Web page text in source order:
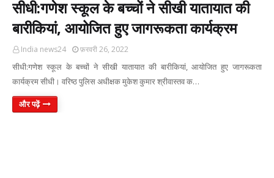
सीधी:गणेश स्कूल के बच्चों ने सीखी यातायात की
बारीकियां, आयोजित हुए जागरूकता कार्यक्रम
India news24 फ़रवरी 26, 2022
सीधी:गणेश स्कूल के बच्चों ने सीखी यातायात की बारीकियां, आयोजित हुए जागरूकता
कार्यक्रम सीधी। वरिष्ठ पुलिस अधीक्षक मुकेश कुमार श्रीवास्तव क…
और पढ़ें